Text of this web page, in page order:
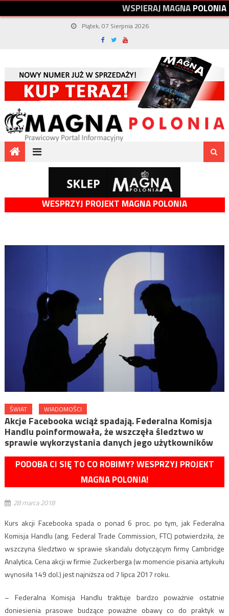
WSPIERAJMAGNAPOLONIA
Piątek, 07 Sierpnia 2026
WESPRZYJ PROJEKT MAGNA POLONIA
ŚWIAT WIADOMOŚCI
Akcje Facebooka wciąż spadają. Federalna Komisja
Handlu poinformowała, że wszczęła śledztwo w
sprawie wykorzystania danych jego użytkowników
PODOBA CI SIĘ TO CO ROBIMY? WESPRZYJ PROJEKT
MAGNA POLONIA!
28 marca 2018
Kurs akcji Facebooka spada o ponad 6 proc. po tym, jak Federalna
Komisja Handlu (ang. Federal Trade Commission, FTC) potwierdziła, że
wszczyna śledztwo w sprawie skandalu dotyczącym firmy Cambridge
Analytica. Cena akcji w firmie Zuckerberga (w momencie pisania artykułu
wynosiła 149 dol.) jest najniższa od 7 lipca 2017 roku.
– Federalna Komisja Handlu traktuje bardzo poważnie ostatnie
doniesienia prasowe budzące poważne obawy co do praktyk w